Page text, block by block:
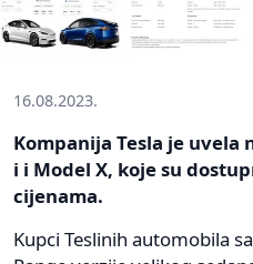
16.08.2023.
Kompanija Tesla je uvela
i i Model X, koje su
cijenama.
Kupci Teslinih automobila